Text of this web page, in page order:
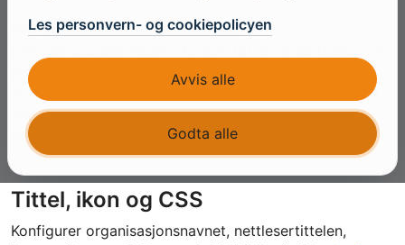
IAM-administratorer kan tilpasse
produkt eller en kunde. Merkevareprofil, språk og
domener konfigureres uavhengig av hverandre, slik at
den visuelle identiteten kan endres uten at
autentiseringsprotokollene påvirkes.
Tittel, ikon og CSS
Konfigurer organisasjonsnavnet, nettlesertittelen,
Les personvern- og cookiepolicyen
Avvis alle
Godta alle